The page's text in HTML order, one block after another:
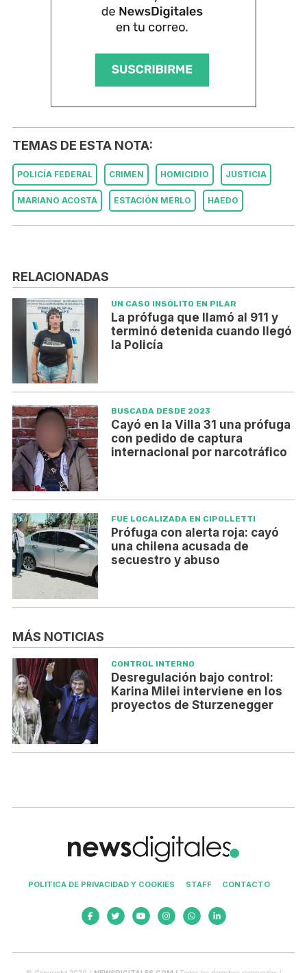
TEMAS DE ESTA NOTA:
POLICÍA FEDERAL CRIMEN HOMICIDIO JUSTICIA
MARIANO ACOSTA ESTACIÓN MERLO HAEDO
RELACIONADAS
UN CASO INSÓLITO EN PILAR
La prófuga que llamó al 911 y
terminó detenida cuando llegó
la Policía
BUSCADA DESDE 2023
Cayó en la Villa 31 una prófuga
con pedido de captura
internacional por narcotráfico
FUE LOCALIZADA EN CIPOLLETTI
Prófuga con alerta roja: cayó
una chilena acusada de
secuestro y abuso
MÁS NOTICIAS
CONTROL INTERNO
Desregulación bajo control:
Karina Milei interviene en los
proyectos de Sturzenegger
POLITICA DE PRIVACIDAD Y COOKIES STAFF CONTACTO